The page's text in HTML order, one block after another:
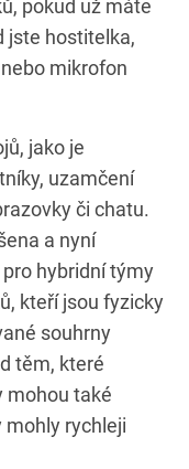
pokud už máte
jste hostitelka,
mikrofon
jako je
uzamčení
či chatu.
a nyní
hybridní týmy
kteří jsou fyzicky
souhrny
těm, které
mohou také
mohly rychleji